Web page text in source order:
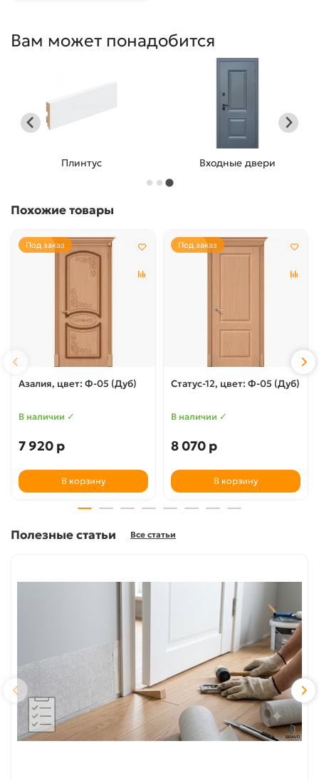
Вам может понадобится
Ручки Защелки
Похожие товары
Под заказ
Азалия, цвет: Ф-05 (Дуб)
В наличии ✓
7 920 р
В корзину
Под заказ
Статус-12, цвет: Ф-05 (Дуб)
В наличии ✓
8 070 р
В корзину
Полезные статьи Все статьи